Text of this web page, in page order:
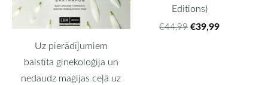
Uz pierādījumiem
balstīta ginekoloģija un
nedaudz maģijas ceļā uz
Editions)
€44,99 €39,99